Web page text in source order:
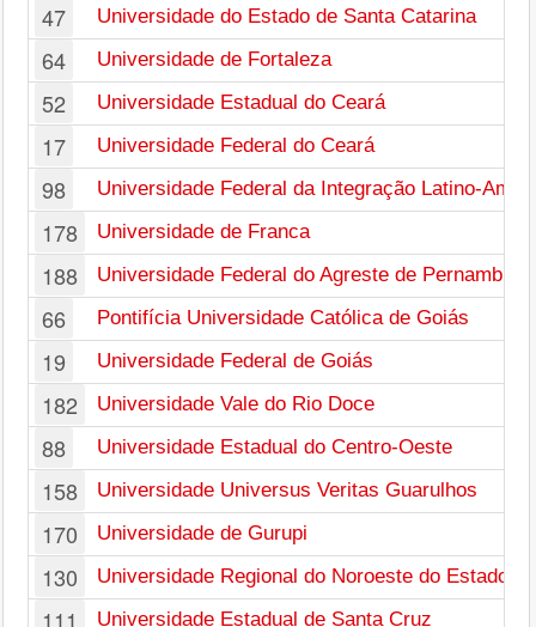
47 Universidade do Estado de Santa Catarina
64 Universidade de Fortaleza
52 Universidade Estadual do Ceará
17 Universidade Federal do Ceará
98 Universidade Federal da Integração Latino-
178 Universidade de Franca
188 Universidade Federal do Agreste de Pernambuco
66 Pontifícia Universidade Católica de Goiás
19 Universidade Federal de Goiás
182 Universidade Vale do Rio Doce
88 Universidade Estadual do Centro-Oeste
158 Universidade Universus Veritas Guarulhos
170 Universidade de Gurupi
130 Universidade Regional do Noroeste do Estado
111 Universidade Estadual de Santa Cruz